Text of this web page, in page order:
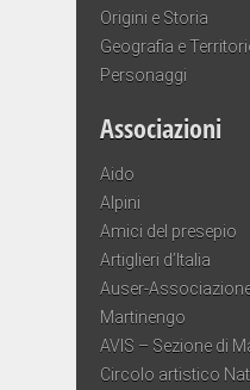
Origini e Storia
Geografia e
Personaggi
Associazioni
Aido
Alpini
Amici del presepio
Artiglieri d’Italia
Auser-
Martinengo
AVIS – Sezione di
Circolo artistico